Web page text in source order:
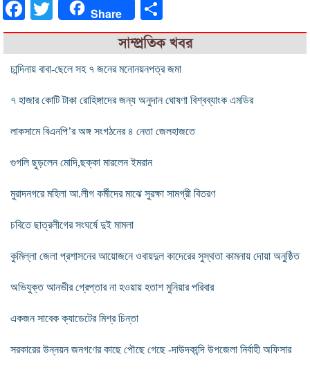
FacebookTwitter Share
সাম্প্রতিক খবর
চান্দিনায় বাবা-ছেলে সহ ৭ জনের মনোনয়নপত্র জমা
৭ হাজার কোটি টাকা রোহিঙ্গাদের জন্য অনুদান ঘোষণা বিশ্বব্যাংক এমডির
লাকসামে বিএনপি’র অঙ্গ সংগঠনের ৪ নেতা জেলহাজতে
গুগলি ছুড়লেন মোদি,ছক্কা মারলেন ইমরান
মুরাদনগরে মহিলা আ.লীগ কর্মীদের মাঝে সুরক্ষা সামগ্রী বিতরণ
চবিতে ছাত্রলীগের সংঘর্ষে দুই মামলা
কুমিল্লা জেলা প্রশাসনের আয়োজনে ওবায়দুল কাদেরের সুস্থতা কামনায় দোয়া অনুষ্ঠিত
অভিযুক্ত আনভীর গ্রেপ্তার না হওয়ায় হতাশ মুনিয়ার পরিবার
একজন সাবেক ক্যাডেটের মিশ্র চিন্তা
সরকারের উন্নয়ন জনগণের কাছে পৌছে গেছে -দাউদকান্দি উপজেলা নির্বাহী অফিসার